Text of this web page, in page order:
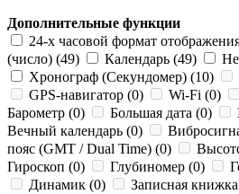
Дополнительные функции
24-х часовой формат
(число) (49)
Календарь (49)
Хронограф (Секундомер) (10)
GPS-навигатор (0)
Wi-Fi (0)
Барометр (0)
Большая дата (0)
Вечный календарь (0)
пояс (GMT / Dual Time) (0)
Гироскоп (0)
Глубиномер (0)
Динамик (0)
Записная